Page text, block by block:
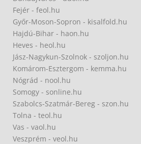
Fejér - feol.hu
Győr-Moson-Sopron - kisalfold.hu
Hajdú-Bihar - haon.hu
Heves - heol.hu
Jász-Nagykun-Szolnok - szoljon.hu
Komárom-Esztergom - kemma.hu
Nógrád - nool.hu
Somogy - sonline.hu
Szabolcs-Szatmár-Bereg - szon.hu
Tolna - teol.hu
Vas - vaol.hu
Veszprém - veol.hu